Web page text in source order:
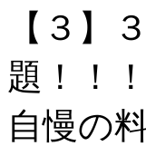
【３】
題！！！
自慢の